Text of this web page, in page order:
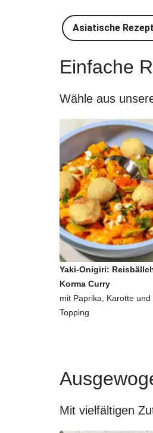
Asiatische
Einfache
Wähle aus
Yaki-Onigiri:
Korma Curry
mit Paprika, Karotte und
Topping
Mit vielfältigen